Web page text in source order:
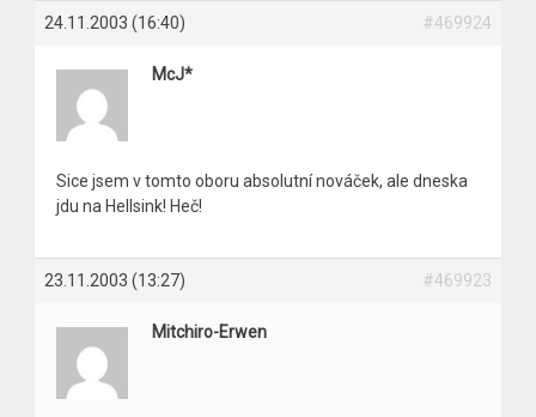
24.11.2003 (16:40) #469924
McJ*
Sice jsem v tomto oboru absolutní nováček, ale dneska
jdu na Hellsink! Heč!
23.11.2003 (13:27) #469923
Mitchiro-Erwen